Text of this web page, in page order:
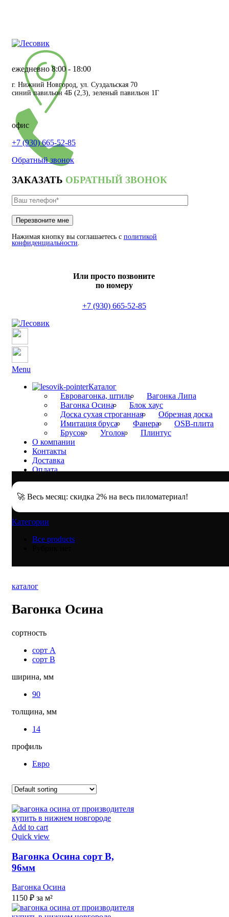
ежедневно 8:00 - 18:00
г. Нижний Новгород, ул. Суздальская 70
синий павильон 4Б (2,3), зеленый павильон 1Г
офис
+7 (930) 665-52-85
Обратный звонок
ЗАКАЗАТЬ ОБРАТНЫЙ ЗВОНОК
Нажимая кнопку вы соглашаетесь с политикой
конфиденциальности.
Или просто позвоните
по номеру
+7 (930) 665-52-85
Menu
Каталог
Евровагонка, штиль
Вагонка Липа
Вагонка Осина
Блок хаус
Доска сухая строганная
Обрезная доска
Имитация бруса
Фанера
OSB-плита
Брусок
Уголок
Плинтус
О компании
Контакты
Доставка
Оплата
🚀 Весь месяц: скидка 2% на весь пиломатериал!
Категории
Все products
каталог
Вагонка Осина
сортность
сорт А
сорт B
ширина, мм
90
толщина, мм
14
профиль
Евро
Add to cart
Quick view
Вагонка Осина сорт B,
96мм
Вагонка Осина
1150 ₽ за м²